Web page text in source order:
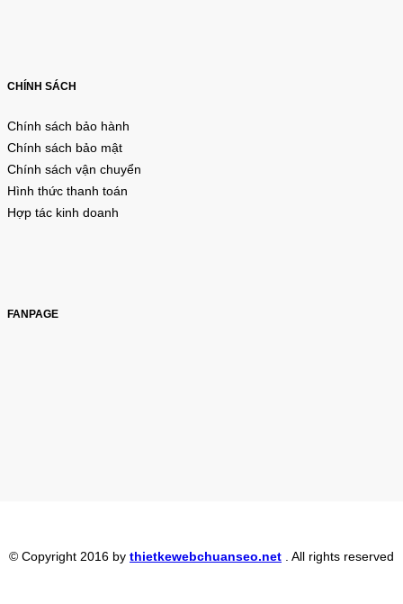
CHÍNH SÁCH
Chính sách bảo hành
Chính sách bảo mật
Chính sách vận chuyển
Hình thức thanh toán
Hợp tác kinh doanh
FANPAGE
© Copyright 2016 by thietkewebchuanseo.net . All rights reserved